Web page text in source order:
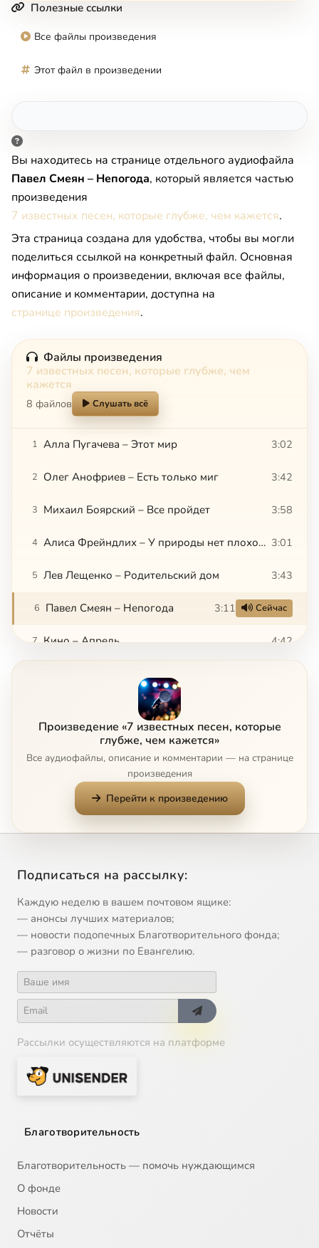
Полезные ссылки
Все файлы произведения
Этот файл в произведении
Вы находитесь на странице отдельного аудиофайла
Павел Смеян – Непогода, который является частью
произведения
7 известных песен, которые глубже, чем кажется.
Эта страница создана для удобства, чтобы вы могли
поделиться ссылкой на конкретный файл. Основная
информация о произведении, включая все файлы,
описание и комментарии, доступна на
странице произведения.
Файлы произведения
7 известных песен, которые глубже, чем
кажется
8 файлов Слушать всё
1 Алла Пугачева – Этот мир 3:02
2 Олег Анофриев – Есть только миг 3:42
3 Михаил Боярский – Все пройдет 3:58
4 Алиса Фрейндлих – У природы нет плохой погоды 3:01
5 Лев Лещенко – Родительский дом 3:43
6 Павел Смеян – Непогода 3:11 Сейчас
7 Кино – Апрель 4:42
Произведение «7 известных песен, которые
глубже, чем кажется»
Все аудиофайлы, описание и комментарии — на странице
произведения
Перейти к произведению
Подписаться на рассылку:
Каждую неделю в вашем почтовом ящике:
— анонсы лучших материалов;
— новости подопечных Благотворительного фонда;
— разговор о жизни по Евангелию.
Рассылки осуществляются на платформе
Благотворительность
Благотворительность — помочь нуждающимся
О фонде
Новости
Отчёты